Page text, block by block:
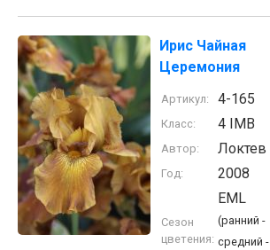
Ирис Чайная
Церемония
Артикул: 4-165
Класс: 4 IMB
Автор: Локтев
Год: 2008
Сезон
цветения:
EML
(ранний -
средний -